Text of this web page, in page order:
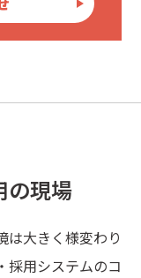
の現場
は大きく様変わり
採用システムのコ